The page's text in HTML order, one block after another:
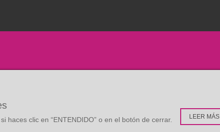
haces clic en “ENTENDIDO” o en el botón de cerrar. LEER MÁS